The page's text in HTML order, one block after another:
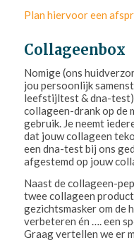
Plan hiervoor een
Collageenbox
Nomige (ons
jou persoonlijk
leefstijltest & dna-
collageen-drank op de
gebruik. Je neemt
dat jouw collageen
een dna-test bij ons
afgestemd op jouw
Naast de collageen-
twee collageen
gezichtsmasker om de
verbeteren én …. een
Graag vertellen we er